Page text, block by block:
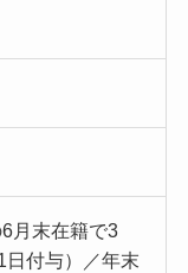
月末在籍で3
日付与）／年末